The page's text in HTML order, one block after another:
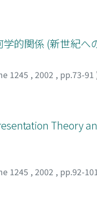
的関係 (新世紀へ
1245 , 2002 , pp.73-91
Theory
1245 , 2002 , pp.92-